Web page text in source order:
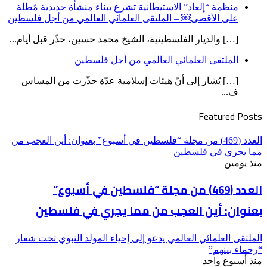
منظمة “إلعاد” الاستيطانية تشرع ببناء منشأة حديدية مُطلة
على الأقصى￼ – الملتقى العلمائي العالمي من أجل فلسطين
[…] والديار الفلسطينية، الشيخ محمد حسين، حذّر قبل أيام...
الملتقى العلمائي العالمي من أجل فلسطين
[…] يُشار إلى أنّ هيئات إسلامية عدّة حذّرت من المساس
ف...
Featured Posts
العدد (469) من مجلة “فلسطين في أسبوع” بعنوان: أين العجب من
مما يجري في فلسطين
منذ يومين
العدد (469) من مجلة “فلسطين في أسبوع”
بعنوان: أين العجب من مما يجري في فلسطين
الملتقى العلمائي العالمي يدعو إلى إحياء المولد النبوي تحت شعار
“رحماء بينهم”
منذ أسبوع واحد